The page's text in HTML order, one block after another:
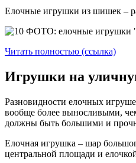
Елочные игрушки из шишек –
Читать полностью (ссылка)
Игрушки на
Разновидности елочных
вообще более выносливыми,
должны быть большими и
Елочная игрушка – шар
центральной площади и